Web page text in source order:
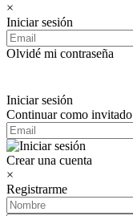
×
Iniciar sesión
Olvidé mi contraseña
Iniciar sesión
Continuar como invitado
Crear una cuenta
×
Registrarme